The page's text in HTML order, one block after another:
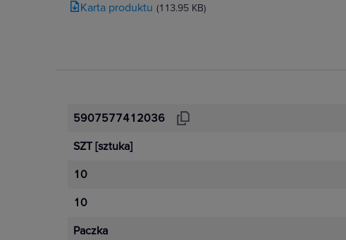
Karta produktu (113.95 KB)
5907577412036
SZT [sztuka]
10
10
Paczka